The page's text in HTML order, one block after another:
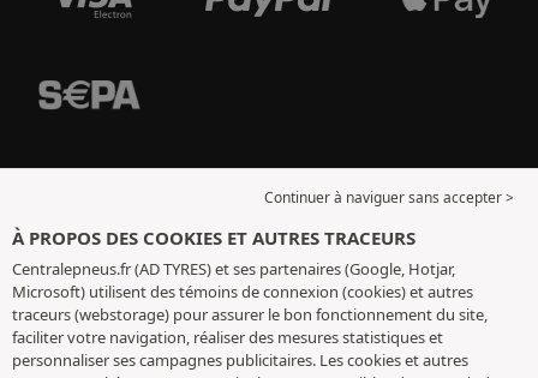
Continuer à naviguer sans accepter >
À PROPOS DES COOKIES ET AUTRES TRACEURS
Centralepneus.fr (AD TYRES) et ses partenaires (Google, Hotjar,
Microsoft) utilisent des témoins de connexion (cookies) et autres
traceurs (webstorage) pour assurer le bon fonctionnement du site,
faciliter votre navigation, réaliser des mesures statistiques et
personnaliser ses campagnes publicitaires. Les cookies et autres